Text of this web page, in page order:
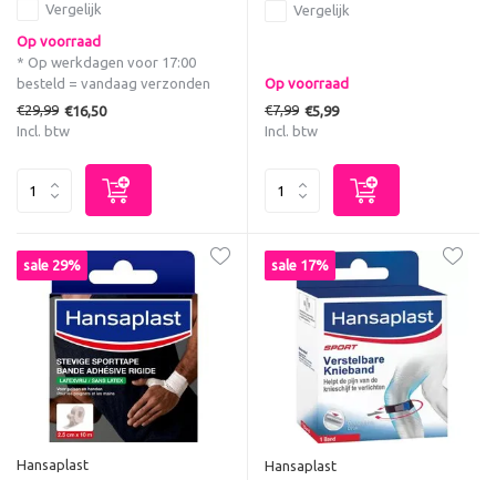
Vergelijk
Op voorraad
* Op werkdagen voor 17:00
besteld = vandaag verzonden
€29,99 €16,50
Incl. btw
Vergelijk
Op voorraad
€7,99 €5,99
Incl. btw
sale 29%
Hansaplast
sale 17%
Hansaplast